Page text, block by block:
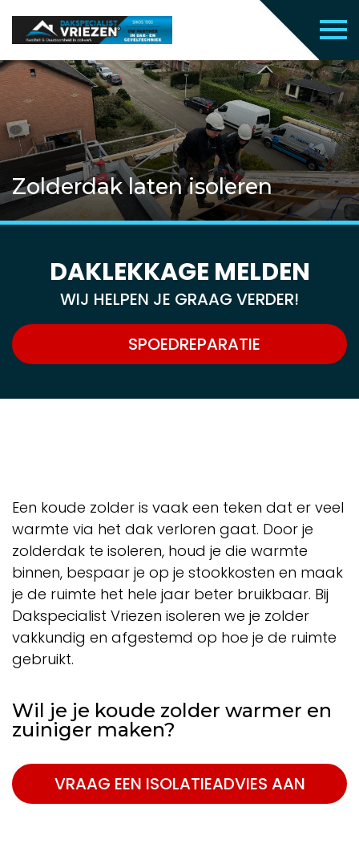
Zolderdak laten isoleren
DAKLEKKAGE MELDEN
WIJ HELPEN JE GRAAG VERDER!
SPOEDREPARATIE
Een koude zolder is vaak een teken dat er veel
warmte via het dak verloren gaat. Door je
zolderdak te isoleren, houd je die warmte
binnen, bespaar je op je stookkosten en maak
je de ruimte het hele jaar beter bruikbaar. Bij
Dakspecialist Vriezen isoleren we je zolder
vakkundig en afgestemd op hoe je de ruimte
gebruikt.
Wil je je koude zolder warmer en
zuiniger maken?
VRAAG EEN ISOLATIEADVIES AAN